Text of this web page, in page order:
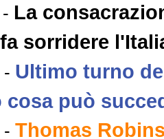
La
sorridere
- Ultimo turno
cosa può
- Thomas